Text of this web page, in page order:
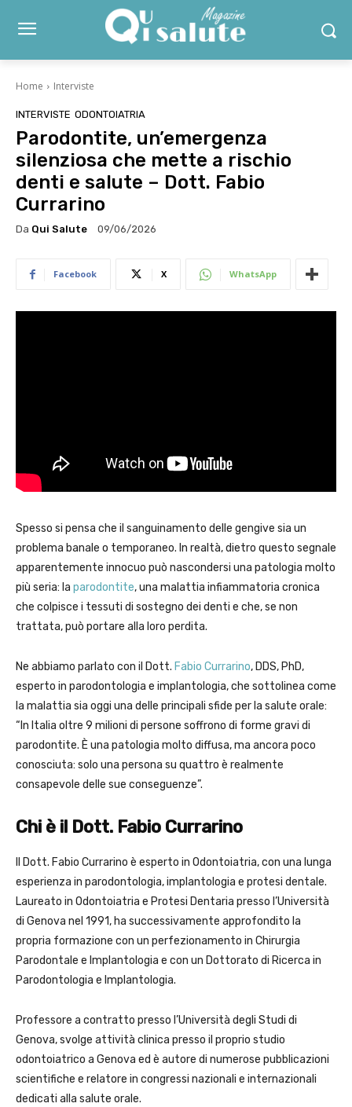
Home Interviste
INTERVISTE ODONTOIATRIA
Parodontite, un’emergenza
silenziosa che mette a rischio
denti e salute – Dott. Fabio
Currarino
Da Qui Salute 09/06/2026
Facebook X WhatsApp
Spesso si pensa che il sanguinamento delle gengive sia un
problema banale o temporaneo. In realtà, dietro questo segnale
apparentemente innocuo può nascondersi una patologia molto
più seria: la parodontite, una malattia infiammatoria cronica
che colpisce i tessuti di sostegno dei denti e che, se non
trattata, può portare alla loro perdita.
Ne abbiamo parlato con il Dott. Fabio Currarino, DDS, PhD,
esperto in parodontologia e implantologia, che sottolinea come
la malattia sia oggi una delle principali sfide per la salute orale:
“In Italia oltre 9 milioni di persone soffrono di forme gravi di
parodontite. È una patologia molto diffusa, ma ancora poco
conosciuta: solo una persona su quattro è realmente
consapevole delle sue conseguenze”.
Chi è il Dott. Fabio Currarino
Il Dott. Fabio Currarino è esperto in Odontoiatria, con una lunga
esperienza in parodontologia, implantologia e protesi dentale.
Laureato in Odontoiatria e Protesi Dentaria presso l’Università
di Genova nel 1991, ha successivamente approfondito la
propria formazione con un perfezionamento in Chirurgia
Parodontale e Implantologia e con un Dottorato di Ricerca in
Parodontologia e Implantologia.
Professore a contratto presso l’Università degli Studi di
Genova, svolge attività clinica presso il proprio studio
odontoiatrico a Genova ed è autore di numerose pubblicazioni
scientifiche e relatore in congressi nazionali e internazionali
dedicati alla salute orale.